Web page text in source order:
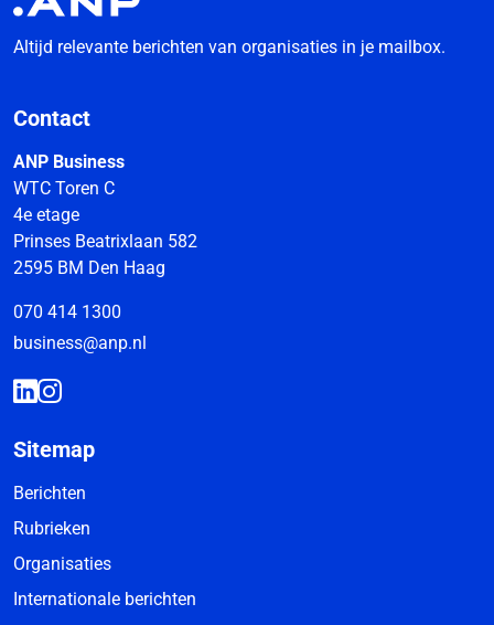
Altijd relevante berichten van organisaties in je mailbox.
Contact
ANP Business
WTC Toren C
4e etage
Prinses Beatrixlaan 582
2595 BM Den Haag
070 414 1300
business@anp.nl
Sitemap
Berichten
Rubrieken
Organisaties
Internationale berichten